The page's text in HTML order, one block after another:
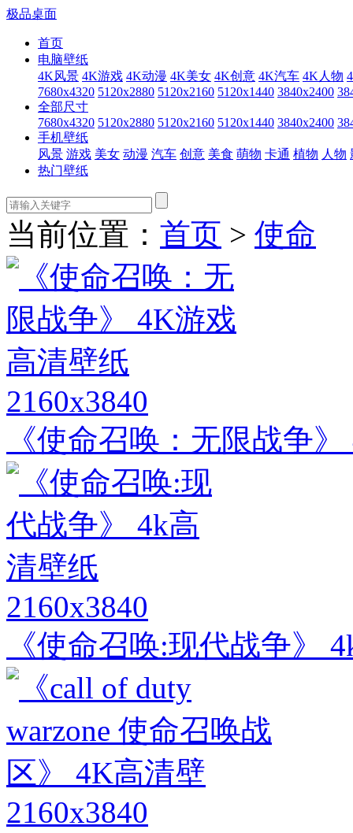
极品桌面
首页
电脑壁纸
4K风景 4K游戏 4K动漫 4K美女 4K创意 4K汽车 4K人物
7680x4320 5120x2880 5120x2160 5120x1440 3840x2400
全部尺寸
7680x4320 5120x2880 5120x2160 5120x1440 3840x2400
手机壁纸
风景 游戏 美女 动漫 汽车 创意 美食 萌物 卡通 植物 人物
热门壁纸
当前位置： 首页 > 使命
2160x3840
《使命召唤：无限战争
2160x3840
《使命召唤:现代战争》
2160x3840